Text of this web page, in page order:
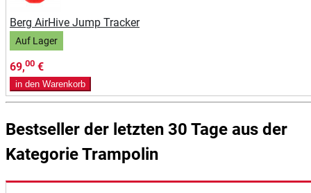
Berg AirHive Jump Tracker
Auf Lager
69,00 €
in den Warenkorb
Bestseller der letzten 30 Tage aus der
Kategorie Trampolin